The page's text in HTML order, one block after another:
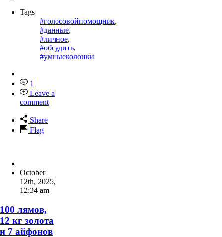
Tags
#голосовойпомощник,
#данные,
#личное,
#обсудить,
#умныеколонки
1
Leave a
comment
Share
Flag
October
12th, 2025,
12:34 am
100 лямов,
12 кг золота
и 7 айфонов